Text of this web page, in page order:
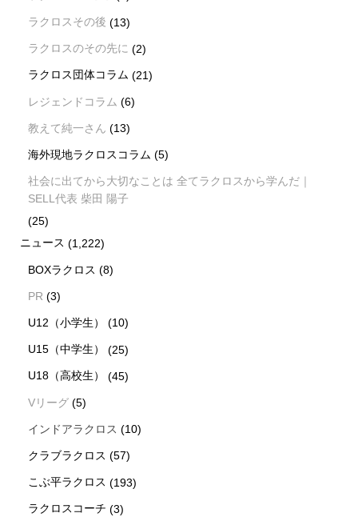
ラクロスその後 (13)
ラクロスのその先に (2)
ラクロス団体コラム (21)
レジェンドコラム (6)
教えて純一さん (13)
海外現地ラクロスコラム (5)
社会に出てから大切なことは 全てラクロスから学んだ｜
SELL代表 柴田 陽子
(25)
ニュース (1,222)
BOXラクロス (8)
PR (3)
U12（小学生） (10)
U15（中学生） (25)
U18（高校生） (45)
Vリーグ (5)
インドアラクロス (10)
クラブラクロス (57)
こぶ平ラクロス (193)
ラクロスコーチ (3)